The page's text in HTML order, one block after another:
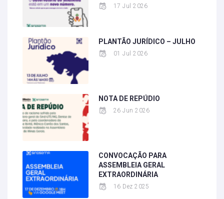
17 Jul 2026
PLANTÃO JURÍDICO – JULHO
01 Jul 2026
NOTA DE REPÚDIO
26 Jun 2026
CONVOCAÇÃO PARA
ASSEMBLEIA GERAL
EXTRAORDINÁRIA
16 Dez 2025